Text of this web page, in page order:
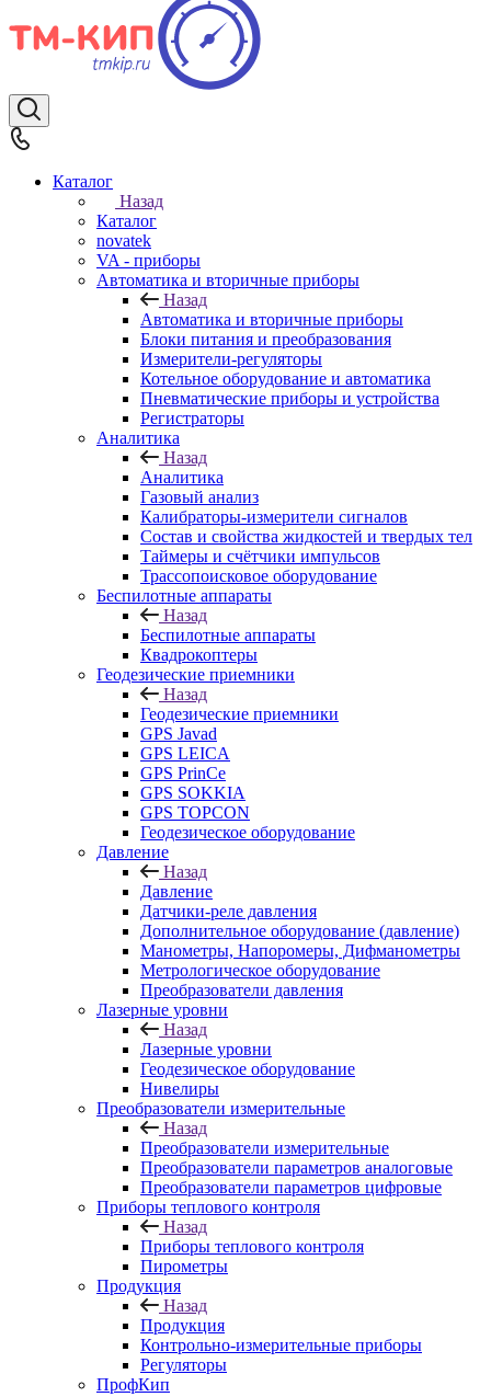
Каталог
Назад
Каталог
novatek
VA - приборы
Автоматика и вторичные приборы
Назад
Автоматика и вторичные приборы
Блоки питания и преобразования
Измерители-регуляторы
Котельное оборудование и автоматика
Пневматические приборы и устройства
Регистраторы
Аналитика
Назад
Аналитика
Газовый анализ
Калибраторы-измерители сигналов
Состав и свойства жидкостей и твердых тел
Таймеры и счётчики импульсов
Трассопоисковое оборудование
Беспилотные аппараты
Назад
Беспилотные аппараты
Квадрокоптеры
Геодезические приемники
Назад
Геодезические приемники
GPS Javad
GPS LEICA
GPS PrinCe
GPS SOKKIA
GPS TOPCON
Геодезическое оборудование
Давление
Назад
Давление
Датчики-реле давления
Дополнительное оборудование (давление)
Манометры, Напоромеры, Дифманометры
Метрологическое оборудование
Преобразователи давления
Лазерные уровни
Назад
Лазерные уровни
Геодезическое оборудование
Нивелиры
Преобразователи измерительные
Назад
Преобразователи измерительные
Преобразователи параметров аналоговые
Преобразователи параметров цифровые
Приборы теплового контроля
Назад
Приборы теплового контроля
Пирометры
Продукция
Назад
Продукция
Контрольно-измерительные приборы
Регуляторы
ПрофКип